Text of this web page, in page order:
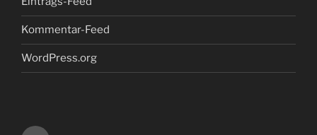
Kommentar-Feed
WordPress.org